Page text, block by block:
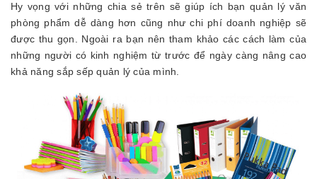
Hy vọng với những chia sẻ trên sẽ giúp ích bạn quản lý văn
phòng phẩm dễ dàng hơn cũng như chi phí doanh nghiệp sẽ
được thu gọn. Ngoài ra bạn nên tham khảo các cách làm của
những người có kinh nghiệm từ trước để ngày càng nâng cao
khả năng sắp sếp quản lý của mình.